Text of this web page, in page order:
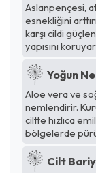
Aslanpençesi,
esnekliğini
karşı cildi
yapısını
Yoğun
Aloe vera ve
nemlendirir.
ciltte hızlıca
bölgelerde
Cilt